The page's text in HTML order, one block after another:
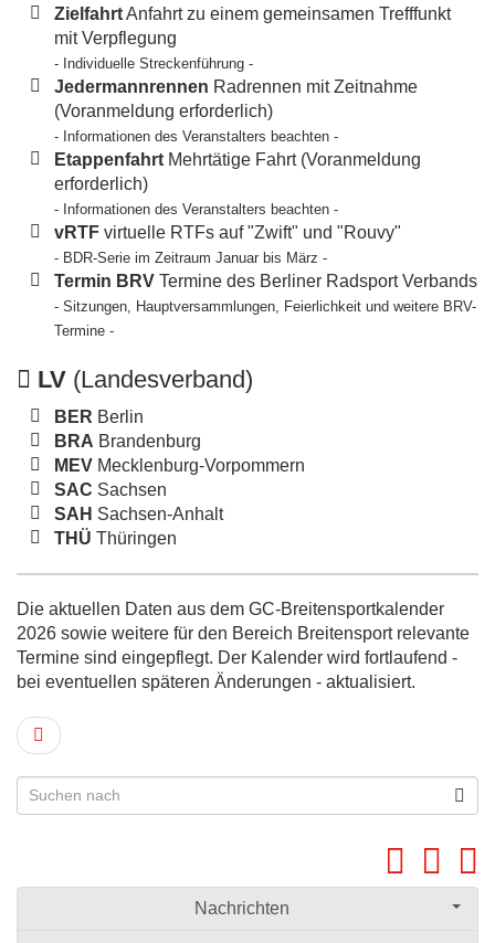
ZielfahrtAnfahrt zu einem gemeinsamen Trefffunkt
mit Verpflegung
- Individuelle Streckenführung -
Jedermannrennen Radrennen mit Zeitnahme
(Voranmeldung erforderlich)
- Informationen des Veranstalters beachten -
Etappenfahrt Mehrtätige Fahrt (Voranmeldung
erforderlich)
- Informationen des Veranstalters beachten -
vRTF virtuelle RTFs auf "Zwift" und "Rouvy"
- BDR-Serie im Zeitraum Januar bis März -
Termin BRV Termine des Berliner Radsport Verbands
- Sitzungen, Hauptversammlungen, Feierlichkeit und weitere BRV-
Termine -
LV (Landesverband)
BER Berlin
BRA Brandenburg
MEV Mecklenburg-Vorpommern
SAC Sachsen
SAH Sachsen-Anhalt
THÜ Thüringen
Die aktuellen Daten aus dem GC-Breitensportkalender
2026 sowie weitere für den Bereich Breitensport relevante
Termine sind eingepflegt. Der Kalender wird fortlaufend -
bei eventuellen späteren Änderungen - aktualisiert.
Nachrichten